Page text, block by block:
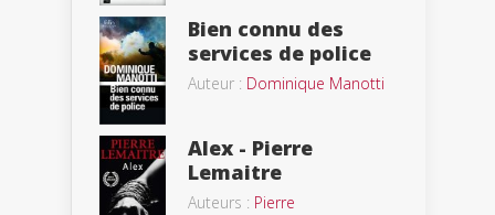
Bien connu des
services de police
Auteur : Dominique Manotti
Alex - Pierre
Lemaitre
Auteurs : Pierre